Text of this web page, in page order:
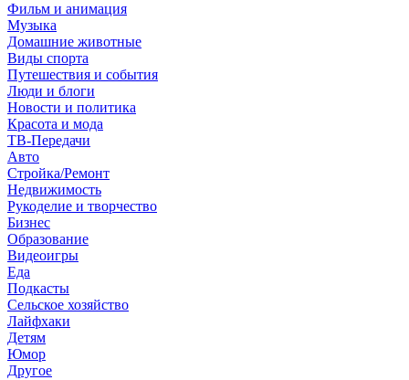
Фильм и анимация
Музыка
Домашние животные
Виды спорта
Путешествия и события
Люди и блоги
Новости и политика
Красота и мода
ТВ-Передачи
Авто
Стройка/Ремонт
Недвижимость
Рукоделие и творчество
Бизнес
Образование
Видеоигры
Еда
Подкасты
Сельское хозяйство
Лайфхаки
Детям
Юмор
Другое